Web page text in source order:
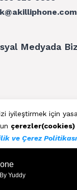
iyileştirmek için
çerezler(cookies)
ve Çerez Politikası
Medyada Biz
Yuddy